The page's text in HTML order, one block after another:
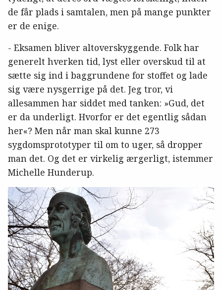
de får plads i samtalen, men på mange punkter
er de enige.
- Eksamen bliver altoverskyggende. Folk har
generelt hverken tid, lyst eller overskud til at
sætte sig ind i baggrundene for stoffet og lade
sig være nysgerrige på det. Jeg tror, vi
allesammen har siddet med tanken: »Gud, det
er da underligt. Hvorfor er det egentlig sådan
her«? Men når man skal kunne 273
sygdomsprototyper til om to uger, så dropper
man det. Og det er virkelig ærgerligt, istemmer
Michelle Hunderup.